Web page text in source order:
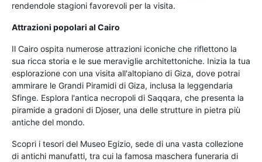
rendendole stagioni favorevoli per la visita.
Attrazioni popolari al Cairo
Il Cairo ospita numerose attrazioni iconiche che riflettono la
sua ricca storia e le sue meraviglie architettoniche. Inizia la tua
esplorazione con una visita all'altopiano di Giza, dove potrai
ammirare le Grandi Piramidi di Giza, inclusa la leggendaria
Sfinge. Esplora l'antica necropoli di Saqqara, che presenta la
piramide a gradoni di Djoser, una delle strutture in pietra più
antiche del mondo.
Scopri i tesori del Museo Egizio, sede di una vasta collezione
di antichi manufatti, tra cui la famosa maschera funeraria di